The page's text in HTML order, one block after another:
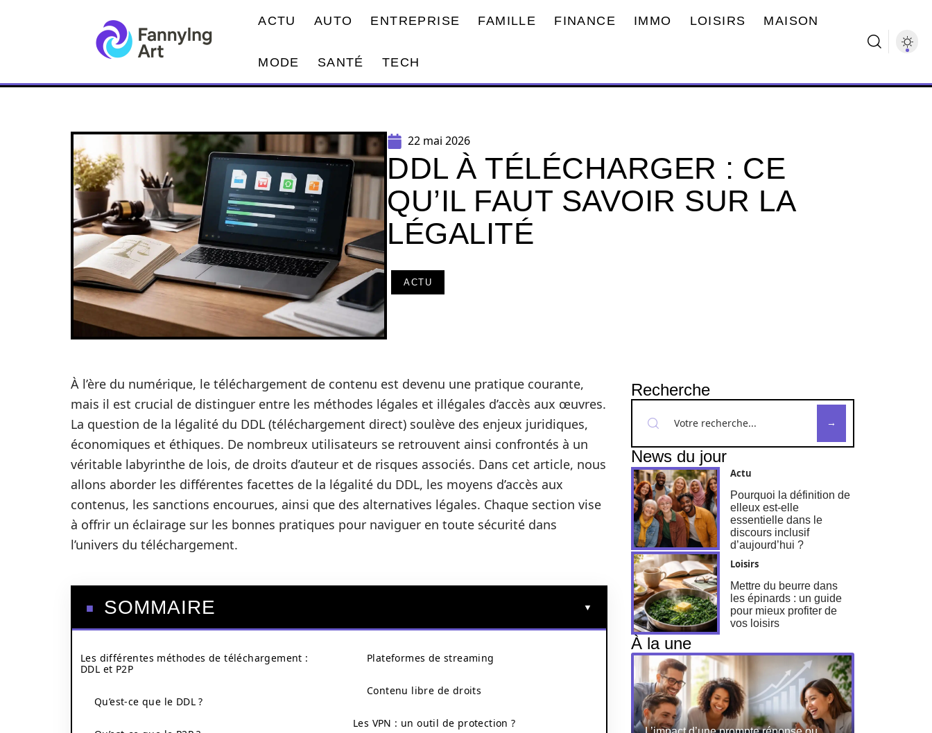
ACTU AUTO ENTREPRISE FAMILLE FINANCE IMMO LOISIRS MAISON
MODE SANTÉ TECH
22 mai 2026
DDL À TÉLÉCHARGER : CE
QU’IL FAUT SAVOIR SUR LA
LÉGALITÉ
ACTU
À l’ère du numérique, le téléchargement de contenu est devenu une pratique courante,
mais il est crucial de distinguer entre les méthodes légales et illégales d’accès aux œuvres.
La question de la légalité du DDL (téléchargement direct) soulève des enjeux juridiques,
économiques et éthiques. De nombreux utilisateurs se retrouvent ainsi confrontés à un
véritable labyrinthe de lois, de droits d’auteur et de risques associés. Dans cet article, nous
allons aborder les différentes facettes de la légalité du DDL, les moyens d’accès aux
contenus, les sanctions encourues, ainsi que des alternatives légales. Chaque section vise
à offrir un éclairage sur les bonnes pratiques pour naviguer en toute sécurité dans
l’univers du téléchargement.
SOMMAIRE
Les différentes méthodes de téléchargement :
DDL et P2P
Qu’est-ce que le DDL ?
Plateformes de streaming
Contenu libre de droits
Les VPN : un outil de protection ?
Recherche
News du jour
Actu
Pourquoi la définition de
elleux est-elle
essentielle dans le
discours inclusif
d’aujourd’hui ?
Loisirs
Mettre du beurre dans
les épinards : un guide
pour mieux profiter de
vos loisirs
À la une